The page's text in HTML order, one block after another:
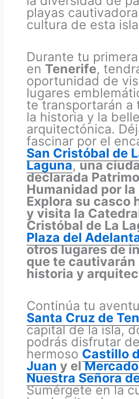
playas
cultura de esta
Durante tu
en Tenerife,
oportunidad de
lugares
te transportarán a
la historia y la
arquitectónica.
fascinar por el
San Cristóbal de
Laguna,una
declarada
Humanidad por la
Explora su casco
y visita la
Cristóbal de La
Plaza del
otros lugares de
que te cautivarán
historia y
Continúa tu
Santa Cruz de
capital de la isla,
podrás disfrutar
hermoso Castillo
Juan y el
Nuestra Señora
Sumérgete en la